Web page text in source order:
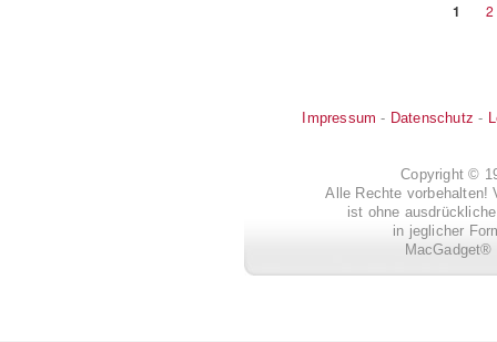
1 2
Impressum - Datenschutz -
Copyright ©
Alle Rechte vorbehalten!
ist ohne
in jeglicher
MacGadget®